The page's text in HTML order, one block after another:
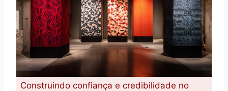
Construindo confiança e credibilidade no